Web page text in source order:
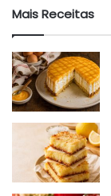
Mais Receitas